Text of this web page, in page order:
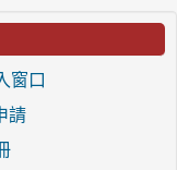
窗口
請